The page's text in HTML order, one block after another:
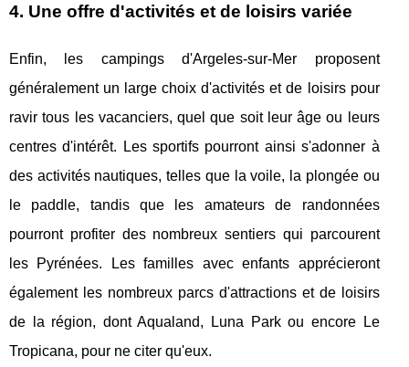
4. Une offre d'activités et de loisirs variée
Enfin, les campings d'Argeles-sur-Mer proposent
généralement un large choix d'activités et de loisirs pour
ravir tous les vacanciers, quel que soit leur âge ou leurs
centres d'intérêt. Les sportifs pourront ainsi s'adonner à
des activités nautiques, telles que la voile, la plongée ou
le paddle, tandis que les amateurs de randonnées
pourront profiter des nombreux sentiers qui parcourent
les Pyrénées. Les familles avec enfants apprécieront
également les nombreux parcs d'attractions et de loisirs
de la région, dont Aqualand, Luna Park ou encore Le
Tropicana, pour ne citer qu'eux.